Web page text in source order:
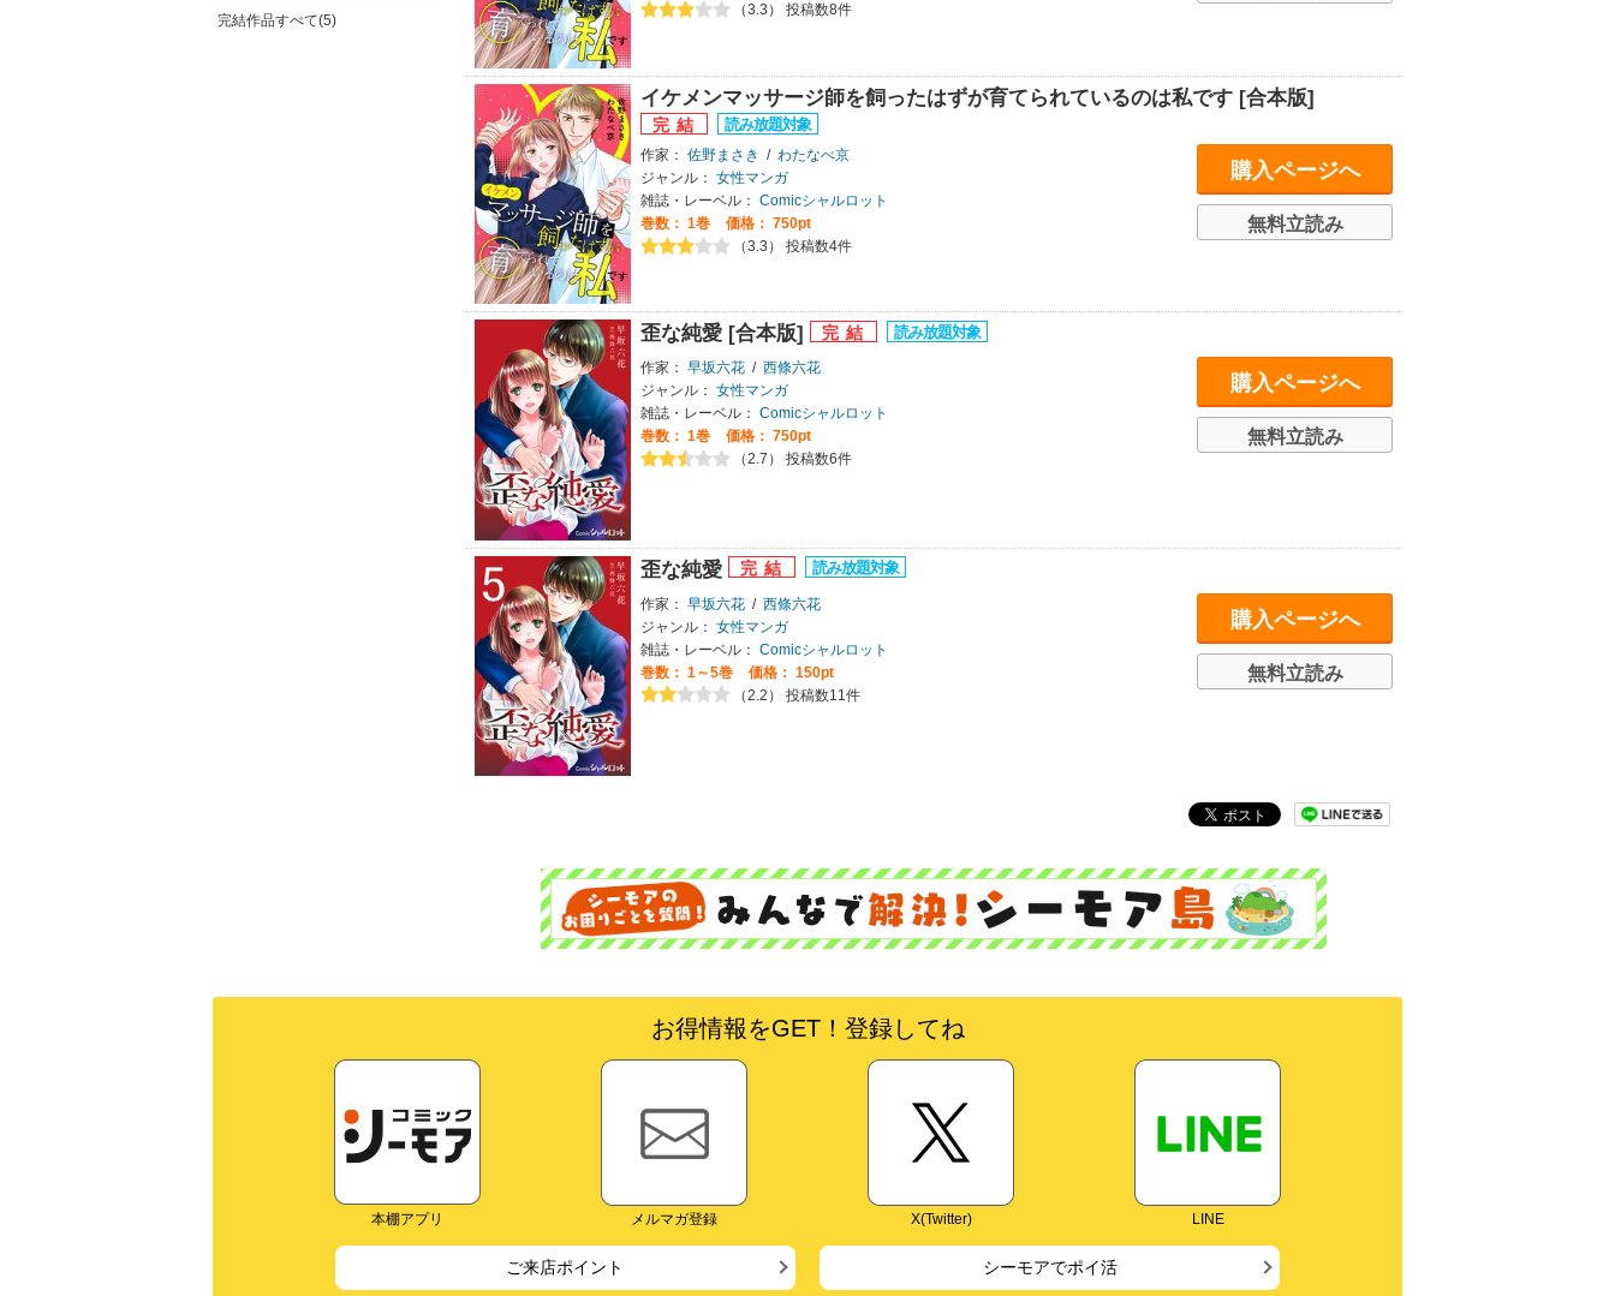
完結作品すべて(5)
（3.3） 投稿数8件
イケメンマッサージ師を飼ったはずが育てられているのは私です [合本版]
作家： 佐野まさき / わたなべ京
ジャンル： 女性マンガ
雑誌・レーベル： Comicシャルロット
巻数： 1巻
価格： 750pt
（3.3） 投稿数4件
購入ページへ
無料立読み
歪な純愛 [合本版]
作家： 早坂六花 / 西條六花
ジャンル： 女性マンガ
雑誌・レーベル： Comicシャルロット
巻数： 1巻
価格： 750pt
（2.7） 投稿数6件
購入ページへ
無料立読み
歪な純愛
作家： 早坂六花 / 西條六花
ジャンル： 女性マンガ
雑誌・レーベル： Comicシャルロット
巻数： 1～5巻
価格： 150pt
（2.2） 投稿数11件
購入ページへ
無料立読み
お得情報をGET！登録してね
本棚アプリ メルマガ登録 X(Twitter) LINE
ご来店ポイント シーモアでポイ活